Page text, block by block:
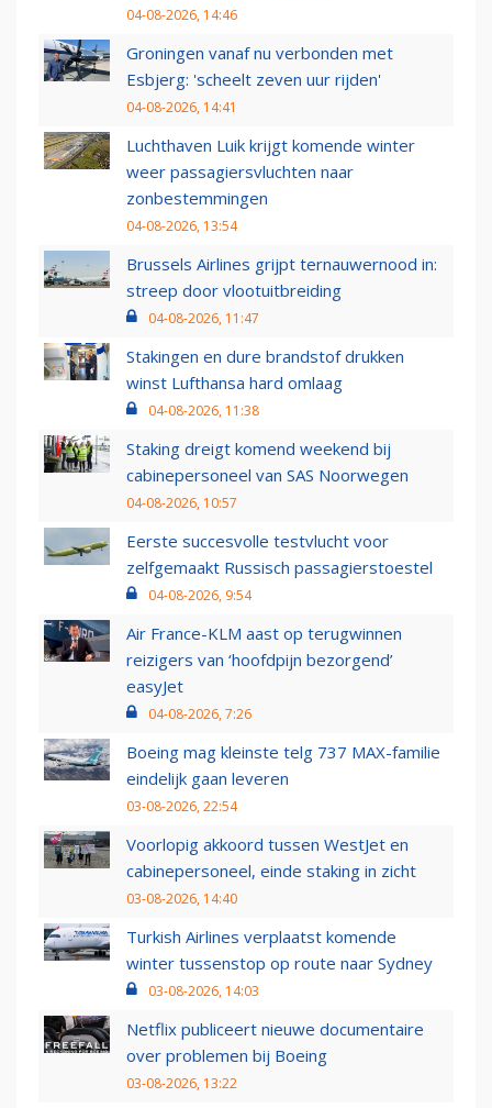
04-08-2026, 14:46
Groningen vanaf nu verbonden met
Esbjerg: 'scheelt zeven uur rijden'
04-08-2026, 14:41
Luchthaven Luik krijgt komende winter
weer passagiersvluchten naar
zonbestemmingen
04-08-2026, 13:54
Brussels Airlines grijpt ternauwernood in:
streep door vlootuitbreiding
04-08-2026, 11:47
Stakingen en dure brandstof drukken
winst Lufthansa hard omlaag
04-08-2026, 11:38
Staking dreigt komend weekend bij
cabinepersoneel van SAS Noorwegen
04-08-2026, 10:57
Eerste succesvolle testvlucht voor
zelfgemaakt Russisch passagierstoestel
04-08-2026, 9:54
Air France-KLM aast op terugwinnen
reizigers van ‘hoofdpijn bezorgend’
easyJet
04-08-2026, 7:26
Boeing mag kleinste telg 737 MAX-familie
eindelijk gaan leveren
03-08-2026, 22:54
Voorlopig akkoord tussen WestJet en
cabinepersoneel, einde staking in zicht
03-08-2026, 14:40
Turkish Airlines verplaatst komende
winter tussenstop op route naar Sydney
03-08-2026, 14:03
Netflix publiceert nieuwe documentaire
over problemen bij Boeing
03-08-2026, 13:22